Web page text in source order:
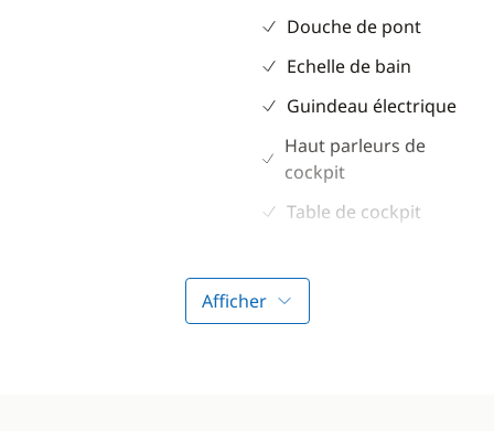
Douche de pont
Echelle de bain
Guindeau électrique
Haut parleurs de
cockpit
Table de cockpit
Divers
Equipement de
Afficher